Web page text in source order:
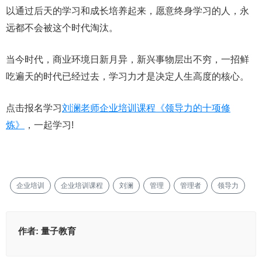
以通过后天的学习和成长培养起来，愿意终身学习的人，永
远都不会被这个时代淘汰。
当今时代，商业环境日新月异，新兴事物层出不穷，一招鲜
吃遍天的时代已经过去，学习力才是决定人生高度的核心。
点击报名学习刘澜老师企业培训课程《领导力的十项修
炼》
，一起学习!
企业培训 企业培训课程 刘澜 管理 管理者 领导力
作者: 量子教育